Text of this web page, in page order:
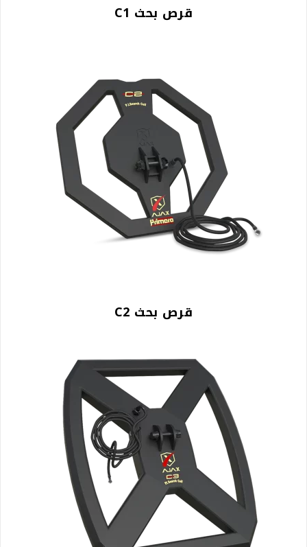
قرص بحث C1
قرص بحث C2